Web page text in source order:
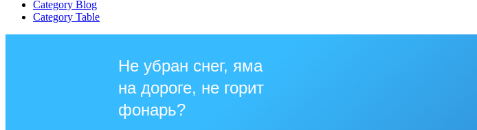
Category Blog
Category Table
Не убран снег, яма
на дороге, не горит
фонарь?